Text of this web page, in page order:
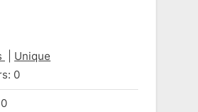
Unique
0
0